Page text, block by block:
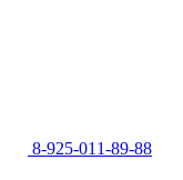
8-925-011-89-88